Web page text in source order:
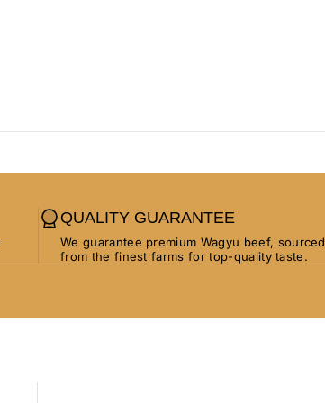
QUALITY GUARANTEE
We guarantee premium Wagyu beef, sourced
from the finest farms for top-quality taste.